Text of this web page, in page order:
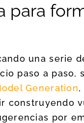
para
una serie
paso a paso,
Generation,
construyendo
por